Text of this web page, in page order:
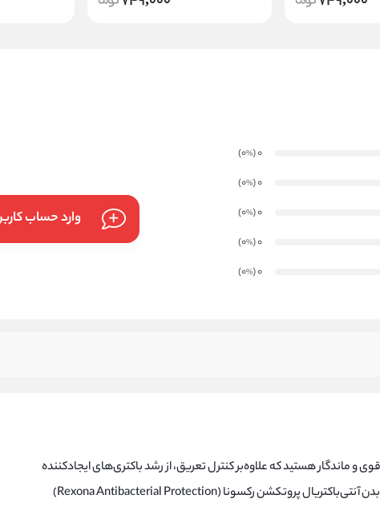
0
(0
%
)
0
(0
%
)
0
(0
%
)
0
(0
%
)
0
(0
%
)
وارد حساب
و ماندگار هستید که علاوه‌بر کنترل تعریق، از رشد باکتری‌های ایجادکننده
بوی نامطبوع جلوگیری کند، اسپری بدن آنتی‌باکتریال پروتکشن رکسونا (Rexona Antibacterial Protection)